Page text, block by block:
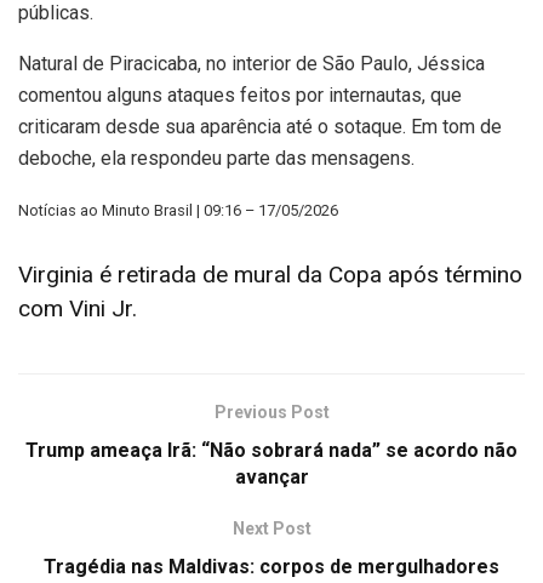
públicas.
Natural de Piracicaba, no interior de São Paulo, Jéssica
comentou alguns ataques feitos por internautas, que
criticaram desde sua aparência até o sotaque. Em tom de
deboche, ela respondeu parte das mensagens.
Notícias ao Minuto Brasil | 09:16 – 17/05/2026
Virginia é retirada de mural da Copa após término
com Vini Jr.
Previous Post
Trump ameaça Irã: “Não sobrará nada” se acordo não
avançar
Next Post
Tragédia nas Maldivas: corpos de mergulhadores